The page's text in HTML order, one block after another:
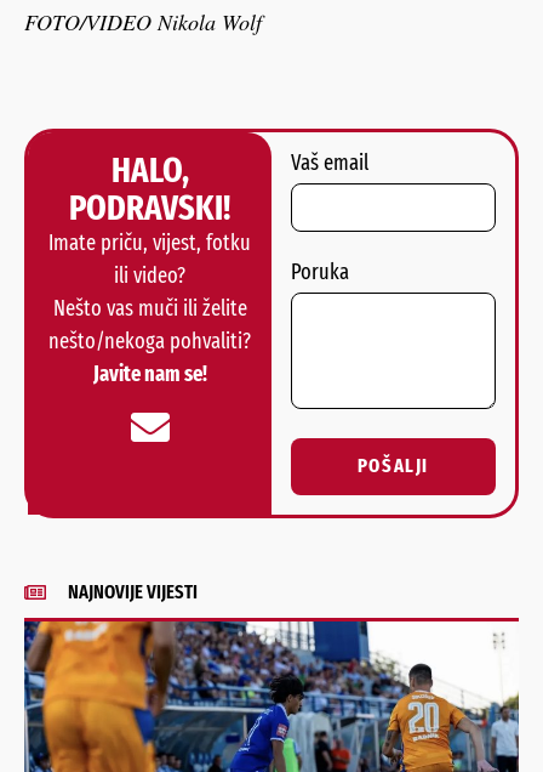
FOTO/VIDEO Nikola Wolf
HALO,
PODRAVSKI!
Imate priču, vijest, fotku
ili video?
Nešto vas muči ili želite
nešto/nekoga pohvaliti?
Javite nam se!
Vaš email
Poruka
POŠALJI
Alternative:
NAJNOVIJE VIJESTI